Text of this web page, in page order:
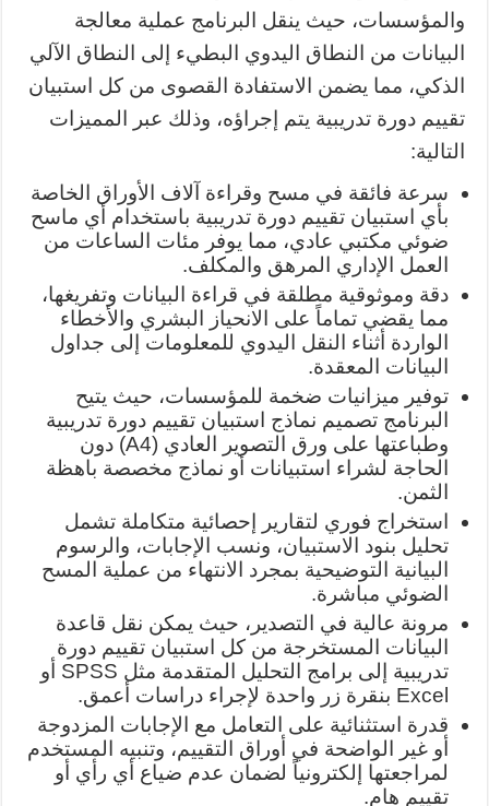
والمؤسسات، حيث ينقل البرنامج عملية معالجة
البيانات من النطاق اليدوي البطيء إلى النطاق الآلي
الذكي، مما يضمن الاستفادة القصوى من كل استبيان
تقييم دورة تدريبية يتم إجراؤه، وذلك عبر المميزات
التالية:
سرعة فائقة في مسح وقراءة آلاف الأوراق الخاصة
بأي استبيان تقييم دورة تدريبية باستخدام أي ماسح
ضوئي مكتبي عادي، مما يوفر مئات الساعات من
العمل الإداري المرهق والمكلف.
دقة وموثوقية مطلقة في قراءة البيانات وتفريغها،
مما يقضي تماماً على الانحياز البشري والأخطاء
الواردة أثناء النقل اليدوي للمعلومات إلى جداول
البيانات المعقدة.
توفير ميزانيات ضخمة للمؤسسات، حيث يتيح
البرنامج تصميم نماذج استبيان تقييم دورة تدريبية
وطباعتها على ورق التصوير العادي (A4) دون
الحاجة لشراء استبيانات أو نماذج مخصصة باهظة
الثمن.
استخراج فوري لتقارير إحصائية متكاملة تشمل
تحليل بنود الاستبيان، ونسب الإجابات، والرسوم
البيانية التوضيحية بمجرد الانتهاء من عملية المسح
الضوئي مباشرة.
مرونة عالية في التصدير، حيث يمكن نقل قاعدة
البيانات المستخرجة من كل استبيان تقييم دورة
تدريبية إلى برامج التحليل المتقدمة مثل SPSS أو
Excel بنقرة زر واحدة لإجراء دراسات أعمق.
قدرة استثنائية على التعامل مع الإجابات المزدوجة
أو غير الواضحة في أوراق التقييم، وتنبيه المستخدم
لمراجعتها إلكترونياً لضمان عدم ضياع أي رأي أو
تقييم هام.